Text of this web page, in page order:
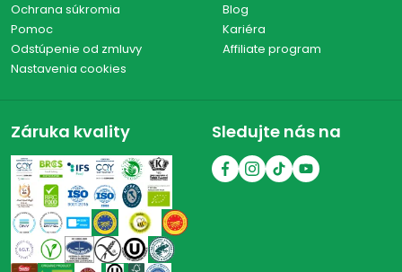
Ochrana súkromia
Pomoc
Odstúpenie od zmluvy
Nastavenia cookies
Blog
Kariéra
Affiliate program
Záruka kvality Sledujte nás na